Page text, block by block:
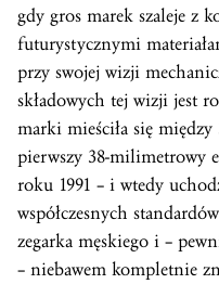
gdy gros marek szaleje z
futurystycznymi
przy swojej wizji
składowych tej wizji jest
marki mieściła się
pierwszy 38-milimetrowy
roku 1991 – i wtedy
współczesnych
zegarka męskiego i –
– niebawem kompletnie